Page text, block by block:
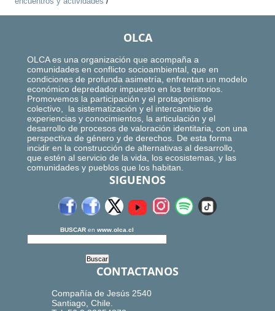
OLCA
OLCA es una organización que acompaña a
comunidades en conflicto socioambiental, que en
condiciones de profunda asimetría, enfrentan un modelo
económico depredador impuesto en los territorios.
Promovemos la participación y el protagonismo
colectivo, la sistematización y el intercambio de
experiencias y conocimientos, la articulación y el
desarrollo de procesos de valoración identitaria, con una
perspectiva de género y de derechos. De esta forma
incidir en la construcción de alternativas al desarrollo,
que estén al servicio de la vida, los ecosistemas, y las
comunidades y pueblos que los habitan.
SIGUENOS
BUSCAR en www.olca.cl
CONTACTANOS
Compañía de Jesús 2540
Santiago, Chile.